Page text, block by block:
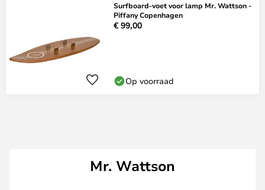
Surfboard-voet voor lamp Mr. Wattson -
Piffany Copenhagen
€ 99,00
Op voorraad
Mr. Wattson